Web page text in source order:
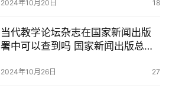
2024年10月20日 18
当代教学论坛杂志在国家新闻出版
署中可以查到吗 国家新闻出版总署
2024年10月26日 27